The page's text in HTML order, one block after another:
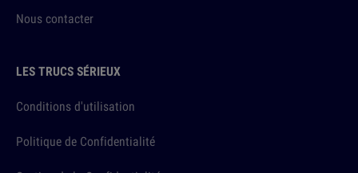
Nous contacter
LES TRUCS SÉRIEUX
Conditions d'utilisation
Politique de Confidentialité